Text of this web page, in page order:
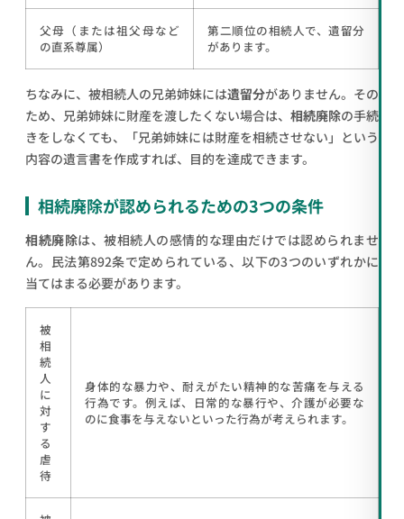
父母（または祖父母など
の直系尊属）
第二順位の相続人で、遺留分
があります。
ちなみに、被相続人の兄弟姉妹には遺留分がありません。その
ため、兄弟姉妹に財産を渡したくない場合は、 相続廃除の手続
きをしなくても、「兄弟姉妹には財産を相続させない」という
内容の遺言書を作成すれば、目的を達成できます。
相続廃除が認められるための3つの条件
相続廃除は、被相続人の感情的な理由だけでは認められませ
ん。民法第892条で定められている、以下の3つのいずれかに
当てはまる必要があります。
被
相
続
人
に
対
す
る
虐
待
身体的な暴力や、耐えがたい精神的な苦痛を与える
行為です。例えば、日常的な暴行や、介護が必要な
のに食事を与えないといった行為が考えられます。